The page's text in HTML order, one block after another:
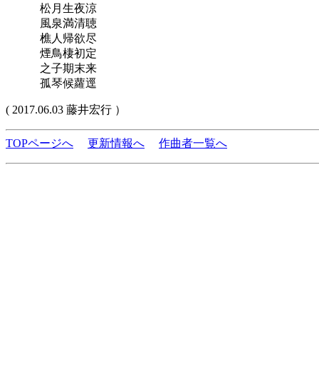
松月生夜涼
風泉満清聴
樵人帰欲尽
煙鳥棲初定
之子期末来
孤琴候蘿逕
( 2017.06.03 藤井宏行 ）
TOPページへ 更新情報へ 作曲者一覧へ